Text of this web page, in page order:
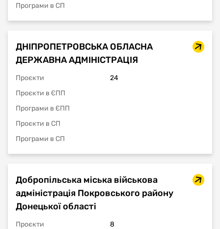
Програми в СП
ДНІПРОПЕТРОВСЬКА ОБЛАСНА
ДЕРЖАВНА АДМІНІСТРАЦІЯ
Проєкти
24
Проєкти в ЄПП
Програми в ЄПП
Проєкти в СП
Програми в СП
Добропільська міська військова
адміністрація Покровського району
Донецької області
Проєкти
8